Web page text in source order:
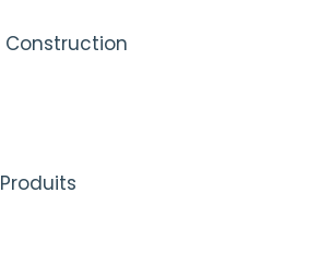
Construction
Produits